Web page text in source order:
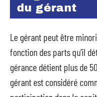
du gérant
Le gérant peut être
fonction des parts qu’il
gérance détient plus de
gérant est considéré